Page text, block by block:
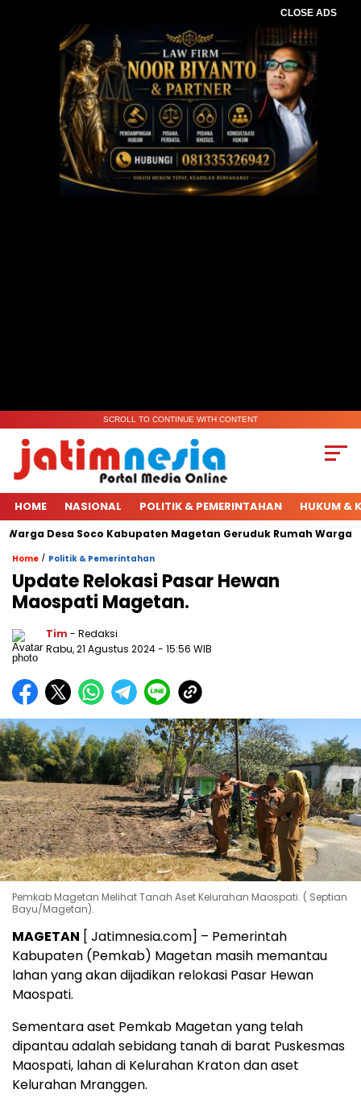
CLOSE ADS
SCROLL TO CONTINUE WITH CONTENT
HOME NASIONAL POLITIK & PEMERINTAHAN HUKUM &
Desa Soco Kabupaten Magetan Geruduk Rumah Warga.
Home / Politik & Pemerintahan
Update Relokasi Pasar Hewan
Maospati Magetan.
Tim - Redaksi
Rabu, 21 Agustus 2024- 15:56 WIB
Pemkab Magetan Melihat Tanah Aset Kelurahan Maospati. ( Septian
Bayu/Magetan).
MAGETAN [ Jatimnesia.com] – Pemerintah
Kabupaten (Pemkab) Magetan masih memantau
lahan yang akan dijadikan relokasi Pasar Hewan
Maospati.
Sementara aset Pemkab Magetan yang telah
dipantau adalah sebidang tanah di barat Puskesmas
Maospati, lahan di Kelurahan Kraton dan aset
Kelurahan Mranggen.